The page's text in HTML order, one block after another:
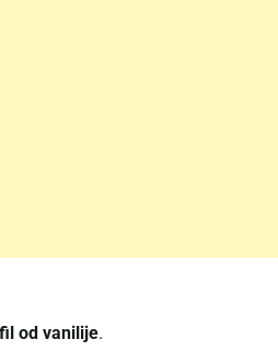
fil od vanilije.